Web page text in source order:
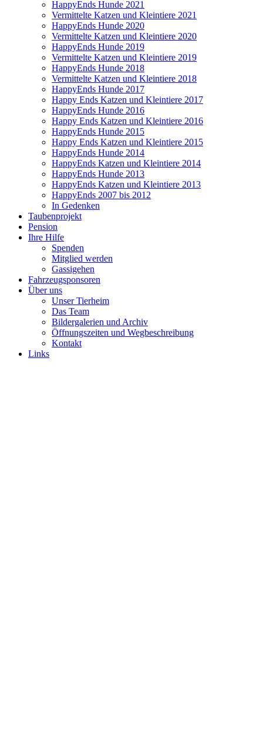
HappyEnds Hunde 2021
Vermittelte Katzen und Kleintiere 2021
HappyEnds Hunde 2020
Vermittelte Katzen und Kleintiere 2020
HappyEnds Hunde 2019
Vermittelte Katzen und Kleintiere 2019
HappyEnds Hunde 2018
Vermittelte Katzen und Kleintiere 2018
HappyEnds Hunde 2017
Happy Ends Katzen und Kleintiere 2017
HappyEnds Hunde 2016
Happy Ends Katzen und Kleintiere 2016
HappyEnds Hunde 2015
Happy Ends Katzen und Kleintiere 2015
HappyEnds Hunde 2014
HappyEnds Katzen und Kleintiere 2014
HappyEnds Hunde 2013
HappyEnds Katzen und Kleintiere 2013
HappyEnds 2007 bis 2012
In Gedenken
Taubenprojekt
Pension
Ihre Hilfe
Spenden
Mitglied werden
Gassigehen
Fahrzeugsponsoren
Über uns
Unser Tierheim
Das Team
Bildergalerien und Archiv
Öffnungszeiten und Wegbeschreibung
Kontakt
Links